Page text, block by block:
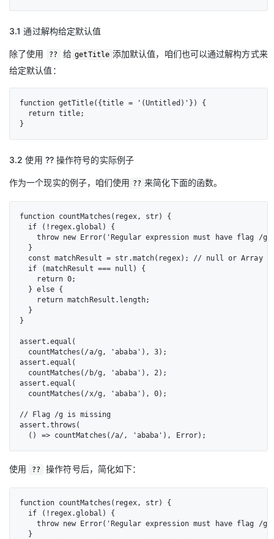
3.1 通过解构给定默认值
除了使用 ?? 给 getTitle 添加默认值，咱们也可以通过解构方式来
给定默认值：
function getTitle({title = '(Untitled)'}) {
return title;
}
3.2 使用 ?? 操作符号的实际例子
作为一个现实的例子，咱们使用 ?? 来简化下面的函数。
function countMatches(regex, str) {
if (!regex.global) {
throw new Error('Regular expression must have flag /g:
}
const matchResult = str.match(regex); // null or Array
if (matchResult === null) {
return 0;
} else {
return matchResult.length;
}
}
assert.equal(
countMatches(/a/g, 'ababa'), 3);
assert.equal(
countMatches(/b/g, 'ababa'), 2);
assert.equal(
countMatches(/x/g, 'ababa'), 0);
// Flag /g is missing
assert.throws(
() => countMatches(/a/, 'ababa'), Error);
使用 ?? 操作符号后，简化如下：
function countMatches(regex, str) {
if (!regex.global) {
throw new Error('Regular expression must have flag /g:
}